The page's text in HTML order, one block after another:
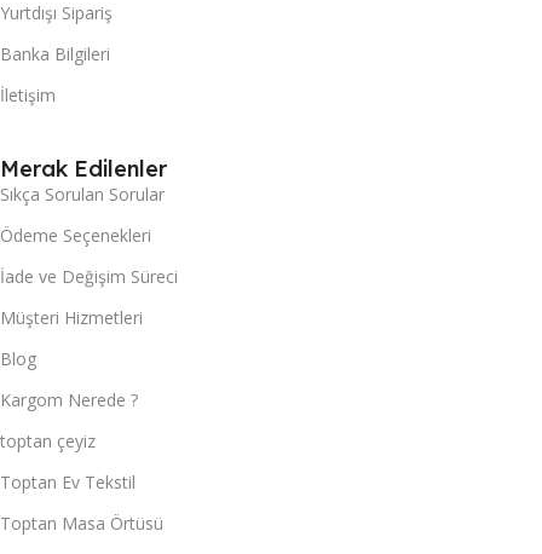
Yurtdışı Sipariş
Banka Bilgileri
İletişim
Merak Edilenler
Sıkça Sorulan Sorular
Ödeme Seçenekleri
İade ve Değişim Süreci
Müşteri Hizmetleri
Blog
Kargom Nerede ?
toptan çeyiz
Toptan Ev Tekstil
Toptan Masa Örtüsü